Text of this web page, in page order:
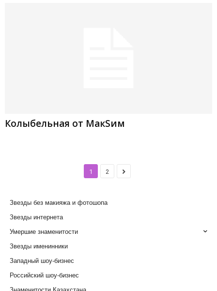
Колыбельная от МакSим
1 2
Звезды без макияжа и фотошопа
Звезды интернета
Умершие знаменитости
Звезды именинники
Западный шоу-бизнес
Российский шоу-бизнес